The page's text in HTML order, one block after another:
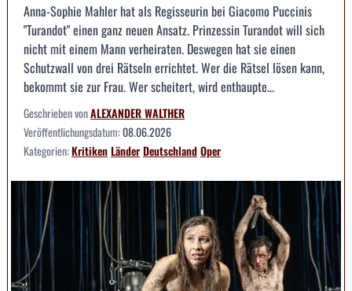
Anna-Sophie Mahler hat als Regisseurin bei Giacomo Puccinis
"Turandot" einen ganz neuen Ansatz. Prinzessin Turandot will sich
nicht mit einem Mann verheiraten. Deswegen hat sie einen
Schutzwall von drei Rätseln errichtet. Wer die Rätsel lösen kann,
bekommt sie zur Frau. Wer scheitert, wird enthaupte...
Geschrieben vonALEXANDER WALTHER
Veröffentlichungsdatum:08.06.2026
Kategorien:KritikenLänderDeutschlandOper